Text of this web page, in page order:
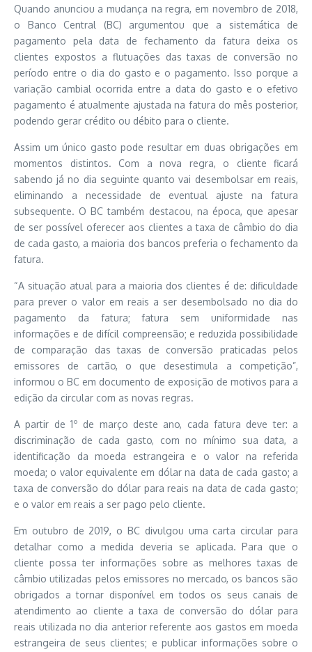
Quando anunciou a mudança na regra, em novembro de 2018,
o Banco Central (BC) argumentou que a sistemática de
pagamento pela data de fechamento da fatura deixa os
clientes expostos a flutuações das taxas de conversão no
período entre o dia do gasto e o pagamento. Isso porque a
variação cambial ocorrida entre a data do gasto e o efetivo
pagamento é atualmente ajustada na fatura do mês posterior,
podendo gerar crédito ou débito para o cliente.
Assim um único gasto pode resultar em duas obrigações em
momentos distintos. Com a nova regra, o cliente ficará
sabendo já no dia seguinte quanto vai desembolsar em reais,
eliminando a necessidade de eventual ajuste na fatura
subsequente. O BC também destacou, na época, que apesar
de ser possível oferecer aos clientes a taxa de câmbio do dia
de cada gasto, a maioria dos bancos preferia o fechamento da
fatura.
“A situação atual para a maioria dos clientes é de: dificuldade
para prever o valor em reais a ser desembolsado no dia do
pagamento da fatura; fatura sem uniformidade nas
informações e de difícil compreensão; e reduzida possibilidade
de comparação das taxas de conversão praticadas pelos
emissores de cartão, o que desestimula a competição”,
informou o BC em documento de exposição de motivos para a
edição da circular com as novas regras.
A partir de 1º de março deste ano, cada fatura deve ter: a
discriminação de cada gasto, com no mínimo sua data, a
identificação da moeda estrangeira e o valor na referida
moeda; o valor equivalente em dólar na data de cada gasto; a
taxa de conversão do dólar para reais na data de cada gasto;
e o valor em reais a ser pago pelo cliente.
Em outubro de 2019, o BC divulgou uma carta circular para
detalhar como a medida deveria se aplicada. Para que o
cliente possa ter informações sobre as melhores taxas de
câmbio utilizadas pelos emissores no mercado, os bancos são
obrigados a tornar disponível em todos os seus canais de
atendimento ao cliente a taxa de conversão do dólar para
reais utilizada no dia anterior referente aos gastos em moeda
estrangeira de seus clientes; e publicar informações sobre o